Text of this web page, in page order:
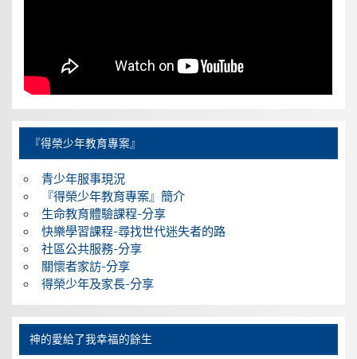
『得榮少年教育專案』
青少年服事現況
『得榮少年教育專案』簡介
生命教育體驗課程-分享
快樂學習課程-尋找世代迷失者的路
社區公共服務-分享
關懷者家訪-分享
得榮少年及家長-分享
神的愛給了我幸福的餘生